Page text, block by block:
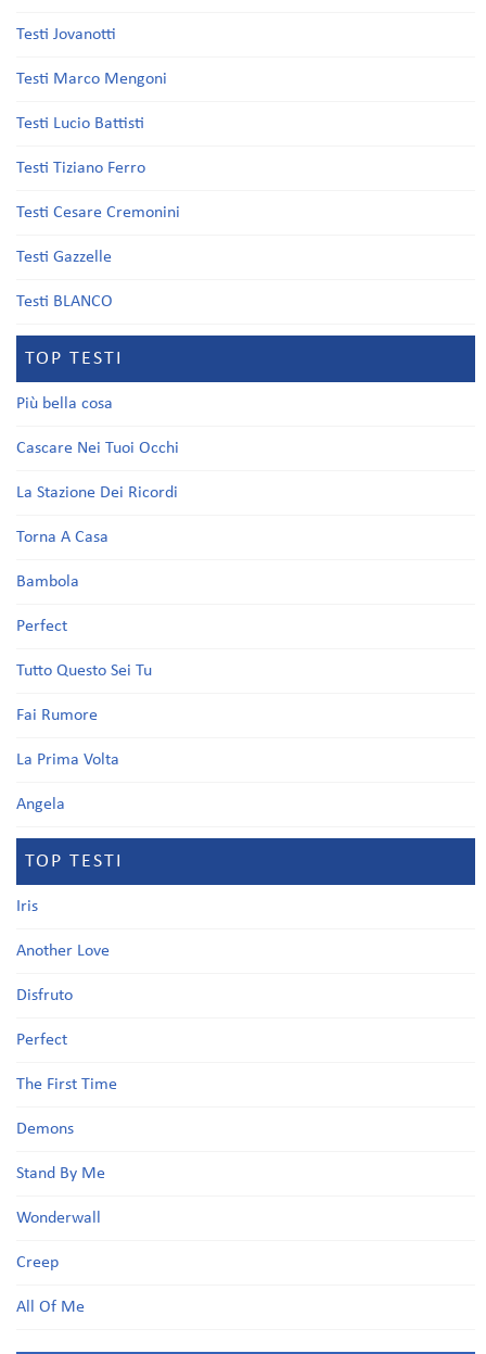
Testi Jovanotti
Testi Marco Mengoni
Testi Lucio Battisti
Testi Tiziano Ferro
Testi Cesare Cremonini
Testi Gazzelle
Testi BLANCO
TOP TESTI
Più bella cosa
Cascare Nei Tuoi Occhi
La Stazione Dei Ricordi
Torna A Casa
Bambola
Perfect
Tutto Questo Sei Tu
Fai Rumore
La Prima Volta
Angela
TOP TESTI
Iris
Another Love
Disfruto
Perfect
The First Time
Demons
Stand By Me
Wonderwall
Creep
All Of Me